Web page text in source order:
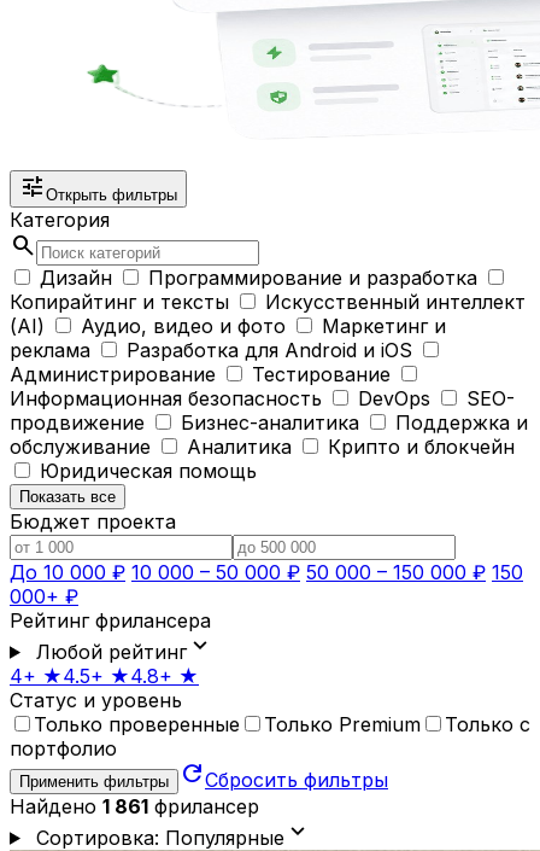
tune Открыть фильтры
Категория
search
Дизайн
Программирование и разработка
Копирайтинг и тексты
Искусственный интеллект
(AI)
Аудио, видео и фото
Маркетинг и
реклама
Разработка для Android и iOS
Администрирование
Тестирование
Информационная безопасность
DevOps
SEO-
продвижение
Бизнес-аналитика
Поддержка и
обслуживание
Аналитика
Крипто и блокчейн
Юридическая помощь
Показать все
Бюджет проекта
До 10 000 ₽ 10 000 – 50 000 ₽ 50 000 – 150 000 ₽ 150
000+ ₽
Рейтинг фрилансера
Любой рейтингexpand_more
4+ ★4.5+ ★4.8+ ★
Статус и уровень
Только проверенные
Только Premium
Только с
портфолио
Применить фильтры refreshСбросить фильтры
Найдено 1 861 фрилансер
Сортировка: Популярныеexpand_more